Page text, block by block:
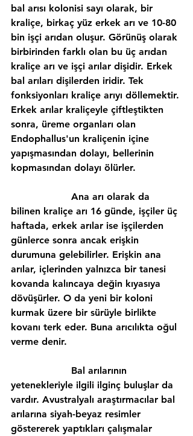
bal arısı kolonisi sayı olarak, bir
kraliçe, birkaç yüz erkek arı ve 10-80
bin işçi arıdan oluşur. Görünüş olarak
birbirinden farklı olan bu üç arıdan
kraliçe arı ve işçi arılar dişidir. Erkek
bal arıları dişilerden iridir. Tek
fonksiyonları kraliçe arıyı döllemektir.
Erkek arılar kraliçeyle çiftleştikten
sonra, üreme organları olan
Endophallus'un kraliçenin içine
yapışmasından dolayı, bellerinin
kopmasından dolayı ölürler.
bilinen kraliçe arı 16 günde, işçiler üç
haftada, erkek arılar ise işçilerden
günlerce sonra ancak erişkin
durumuna gelebilirler. Erişkin ana
arılar, içlerinden yalnızca bir tanesi
kovanda kalıncaya değin kıyasıya
dövüşürler. O da yeni bir koloni
kurmak üzere bir sürüyle birlikte
kovanı terk eder. Buna arıcılıkta oğul
verme denir.
yetenekleriyle ilgili ilginç buluşlar da
vardır. Avustralyalı araştırmacılar bal
arılarına siyah-beyaz resimler
göstererek yaptıkları çalışmalar